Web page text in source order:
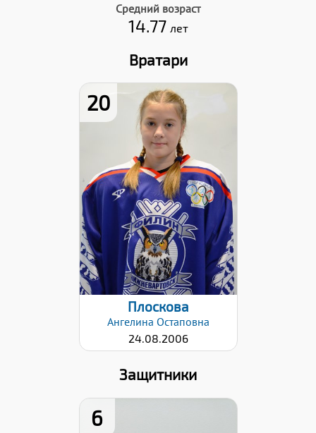
Вратари
20
Дата заявки:
24.10.2022
Плоскова
Ангелина Остаповна
24.08.2006
Защитники
6
Средний возраст
14.77 лет